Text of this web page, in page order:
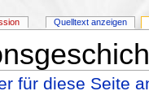
für diese Seite
Quelltext anzeigen